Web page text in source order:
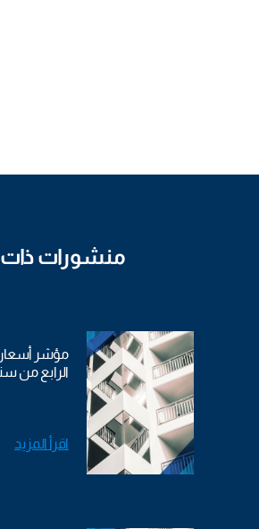
منشورات
مؤشر أسعار
الرابع من سنة
اقرأ المزيد